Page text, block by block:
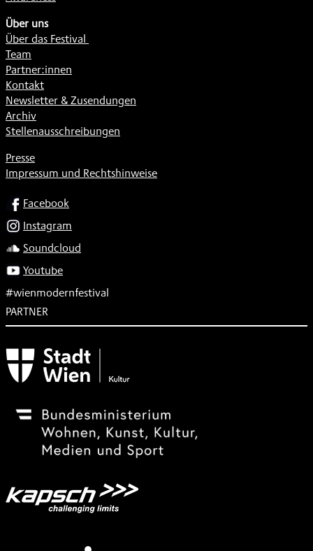
Über uns
Über das Festival
Team
Partner:innen
Kontakt
Newsletter & Zusendungen
Archiv
Stellenausschreibungen
Presse
Impressum und Rechtshinweise
SOCIALFacebook
Instagram
Soundcloud
Youtube
#wienmodernfestival
PARTNER
Subventionsgeber